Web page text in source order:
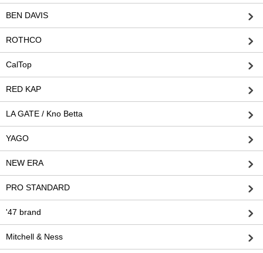
BEN DAVIS
ROTHCO
CalTop
RED KAP
LA GATE / Kno Betta
YAGO
NEW ERA
PRO STANDARD
'47 brand
Mitchell & Ness